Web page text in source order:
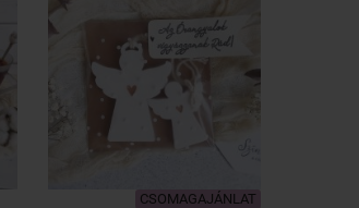
CSOMAGAJÁNLAT